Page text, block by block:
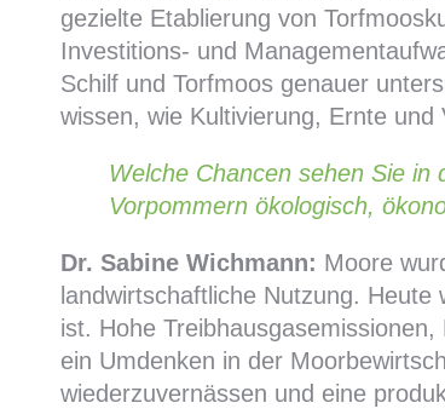
gezielte Etablierung von
Investitions- und
Schilf und Torfmoos genauer
wissen, wie Kultivierung, Ernte und
Welche Chancen sehen Sie in
Vorpommern ökologisch,
Dr. Sabine Wichmann: Moore
landwirtschaftliche Nutzung.
ist. Hohe
ein Umdenken in der
wiederzuvernässen und eine